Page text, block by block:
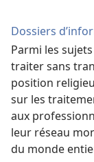
Dossiers
Parmi les
traiter sans
position
sur les
aux
leur réseau
du monde